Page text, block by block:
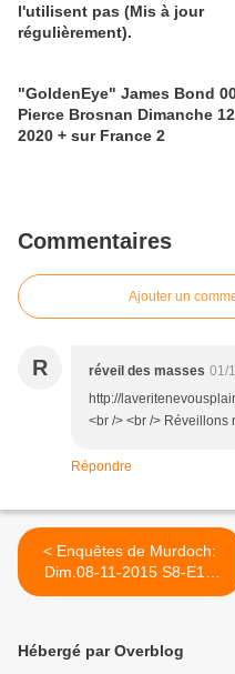
l'utilisent pas (Mis à jour
régulièrement).
"GoldenEye" James Bond
Pierce Brosnan Dimanche
2020 + sur France 2
Commentaires
Ajouter un
R réveil des masses 01/
http://
<br /> <br /> Réveillons
Répondre
< Enquêtes de Murdoch:
Dim.08-11-2015 S8-E16
"Un mythe s'écroule" +3
Hébergé par Overblog